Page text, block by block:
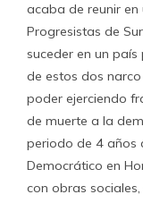
acaba de reunir en
Progresistas de
suceder en un
de estos dos
poder ejerciendo
de muerte a la
periodo de 4 años
Democrático en
con obras